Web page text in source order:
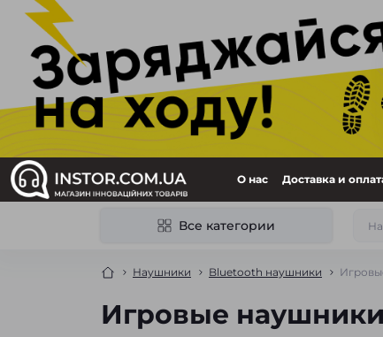
О нас Доставка и
Все категории
Наушники Bluetooth наушники
Игровые